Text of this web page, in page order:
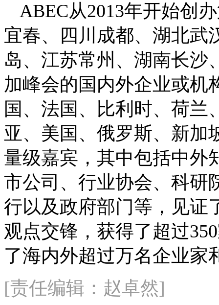
ABEC从2013年开始创
宜春、四川成都、湖北武
岛、江苏常州、湖南长沙
加峰会的国内外企业或机
国、法国、比利时、荷兰
亚、美国、俄罗斯、新加
量级嘉宾，其中包括中外
市公司、行业协会、科研
行以及政府部门等，见证
观点交锋，获得了超过
了海内外超过万名企业家
[责任编辑：赵卓然]